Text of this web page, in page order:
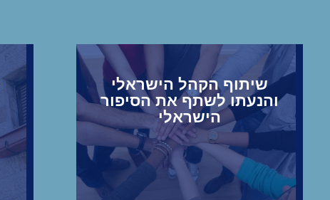
שיתוף הקהל הישראלי
והנעתו לשתף את הסיפור
הישראלי